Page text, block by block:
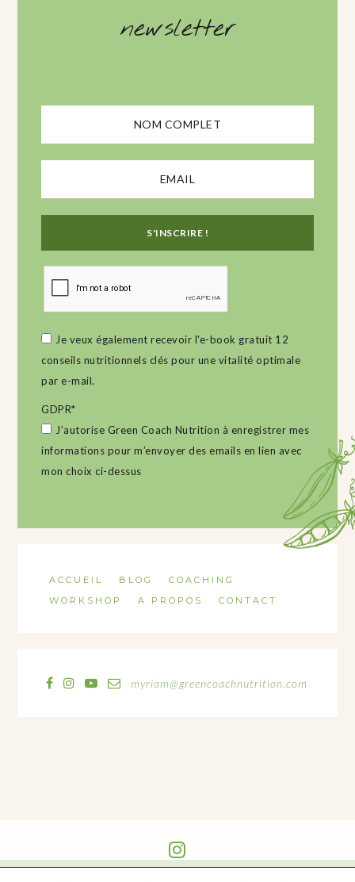
newsletter
Je veux également recevoir l'e-book gratuit 12
conseils nutritionnels clés pour une vitalité optimale
par e-mail.
GDPR*
J’autorise Green Coach Nutrition à enregistrer mes
informations pour m’envoyer des emails en lien avec
mon choix ci-dessus
ACCUEIL BLOG
COACHING
WORKSHOP
A PROPOS CONTACT
myriam@greencoachnutrition.com
@GREEN_COACH_NUTRITION